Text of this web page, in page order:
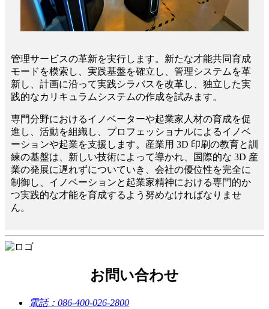
管理サービスの革新を実行します。新たな才能共同育成
モードを模索し、実践基盤を確立し、管理システムを革
新し、計画に沿って実践シラバスを改革し、独立した実
践的なカリキュラムシステムの作成を試みます。
専門分野におけるイノベーターや起業家人材の育成を促
進し、活動を組織し、プロフェッショナルによるイノベ
ーションや起業を支援します。産業用 3D 印刷の教育と訓
練の基盤は、新しい技術によって導かれ、国際的な 3D 産
業の発展に遅れずについていき、会社の優位性を完全に
制御し、イノベーションと起業家精神における専門的か
つ実践的な才能を育成するよう努めなければなりませ
ん。
お問い合わせ
電話： 086-400-026-2800